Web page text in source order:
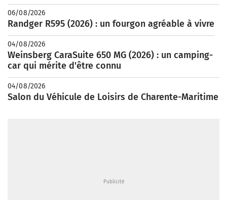
06/08/2026
Randger R595 (2026) : un fourgon agréable à vivre
04/08/2026
Weinsberg CaraSuite 650 MG (2026) : un camping-
car qui mérite d'être connu
04/08/2026
Salon du Véhicule de Loisirs de Charente-Maritime